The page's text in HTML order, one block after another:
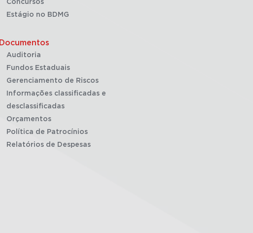
Concursos
Estágio no BDMG
Documentos
Auditoria
Fundos Estaduais
Gerenciamento de Riscos
Informações classificadas e
desclassificadas
Orçamentos
Política de Patrocínios
Relatórios de Despesas